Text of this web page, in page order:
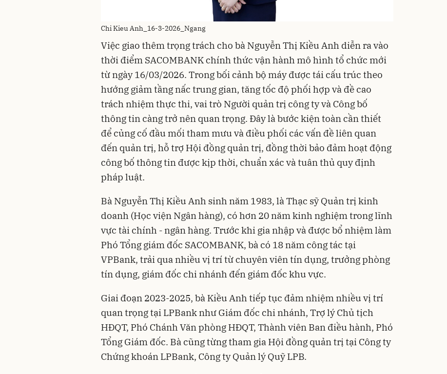
Chi Kieu Anh_16-3-2026_Ngang
Việc giao thêm trọng trách cho bà Nguyễn Thị Kiều Anh diễn ra vào
thời điểm SACOMBANK chính thức vận hành mô hình tổ chức mới
từ ngày 16/03/2026. Trong bối cảnh bộ máy được tái cấu trúc theo
hướng giảm tầng nấc trung gian, tăng tốc độ phối hợp và đề cao
trách nhiệm thực thi, vai trò Người quản trị công ty và Công bố
thông tin càng trở nên quan trọng. Đây là bước kiện toàn cần thiết
để củng cố đầu mối tham mưu và điều phối các vấn đề liên quan
đến quản trị, hỗ trợ Hội đồng quản trị, đồng thời bảo đảm hoạt động
công bố thông tin được kịp thời, chuẩn xác và tuân thủ quy định
pháp luật.
Bà Nguyễn Thị Kiều Anh sinh năm 1983, là Thạc sỹ Quản trị kinh
doanh (Học viện Ngân hàng), có hơn 20 năm kinh nghiệm trong lĩnh
vực tài chính - ngân hàng. Trước khi gia nhập và được bổ nhiệm làm
Phó Tổng giám đốc SACOMBANK, bà có 18 năm công tác tại
VPBank, trải qua nhiều vị trí từ chuyên viên tín dụng, trưởng phòng
tín dụng, giám đốc chi nhánh đến giám đốc khu vực.
Giai đoạn 2023-2025, bà Kiều Anh tiếp tục đảm nhiệm nhiều vị trí
quan trọng tại LPBank như Giám đốc chi nhánh, Trợ lý Chủ tịch
HĐQT, Phó Chánh Văn phòng HĐQT, Thành viên Ban điều hành, Phó
Tổng Giám đốc. Bà cũng từng tham gia Hội đồng quản trị tại Công ty
Chứng khoán LPBank, Công ty Quản lý Quỹ LPB.